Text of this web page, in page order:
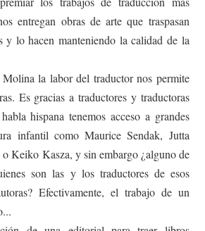
entregan obras de arte que traspasan
y lo hacen manteniendo la calidad de la
la labor del traductor nos permite
Es gracias a traductores y traductoras
hispana tenemos acceso a grandes
infantil como Maurice Sendak, Jutta
Keiko Kasza, y sin embargo ¿alguno de
son las y los traductores de esos
Efectivamente, el trabajo de un